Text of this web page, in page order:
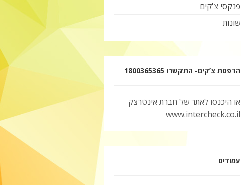
פנקסי צ'קים
שונות
הדפסת צ’קים- התקשרו 1800365365
או היכנסו לאתר של חברת אינטרצק
www.intercheck.co.il
עמודים